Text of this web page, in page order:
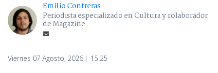
Emilio Contreras
Periodista especializado en Cultura y colaborador
de Magazine
Viernes 07 Agosto, 2026 | 15:25